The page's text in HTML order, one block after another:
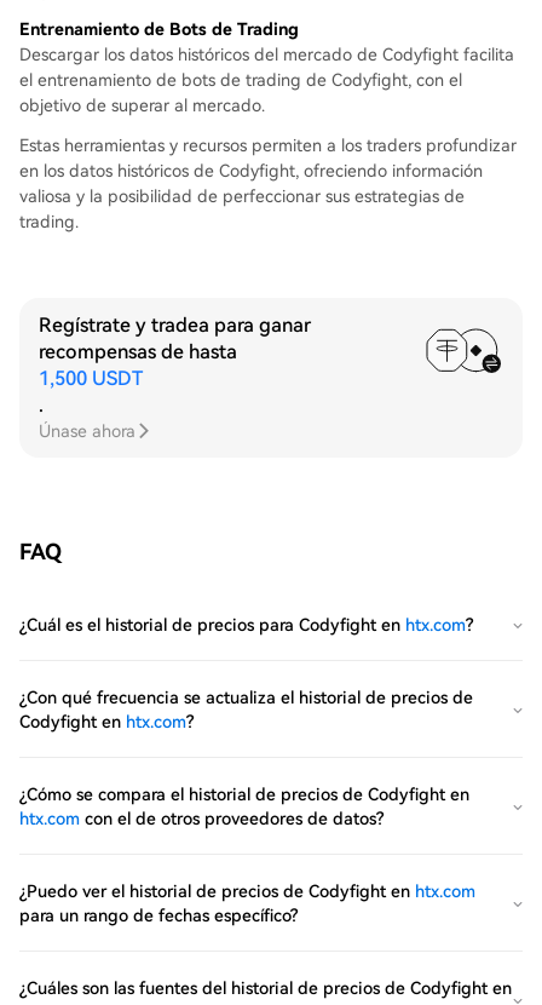
Entrenamiento de Bots de Trading
Descargar los datos históricos del mercado de Codyfight facilita
el entrenamiento de bots de trading de Codyfight, con el
objetivo de superar al mercado.
Estas herramientas y recursos permiten a los traders profundizar
en los datos históricos de Codyfight, ofreciendo información
valiosa y la posibilidad de perfeccionar sus estrategias de
trading.
Regístrate y tradea para ganar
recompensas de hasta
1,500 USDT
.
Únase ahora
FAQ
¿Cuál es el historial de precios para Codyfight en htx.com?
¿Con qué frecuencia se actualiza el historial de precios de
Codyfight en htx.com?
¿Cómo se compara el historial de precios de Codyfight en
htx.com con el de otros proveedores de datos?
¿Puedo ver el historial de precios de Codyfight en htx.com
para un rango de fechas específico?
¿Cuáles son las fuentes del historial de precios de Codyfight en